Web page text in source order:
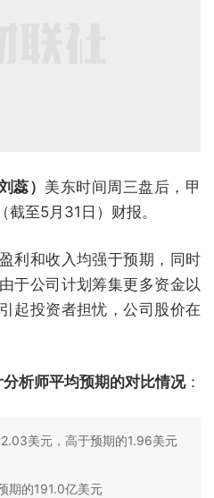
蕊） 美东时间周三盘后，甲
至5月31日）财报。
利和收入均强于预期，同时
于公司计划筹集更多资金以
起投资者担忧，公司股价在
析师平均预期的对比情况：
美元，高于预期的1.96美元
期的191.0亿美元